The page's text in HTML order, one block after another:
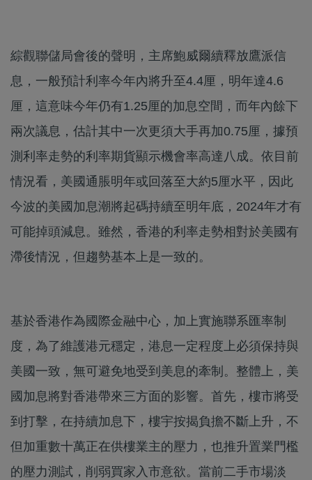
綜觀聯儲局會後的聲明，主席鮑威爾續釋放鷹派信
息，一般預計利率今年內將升至4.4厘，明年達4.6
厘，這意味今年仍有1.25厘的加息空間，而年內餘下
兩次議息，估計其中一次更須大手再加0.75厘，據預
測利率走勢的利率期貨顯示機會率高達八成。依目前
情況看，美國通脹明年或回落至大約5厘水平，因此
今波的美國加息潮將起碼持續至明年底，2024年才有
可能掉頭減息。雖然，香港的利率走勢相對於美國有
滯後情況，但趨勢基本上是一致的。
基於香港作為國際金融中心，加上實施聯系匯率制
度，為了維護港元穩定，港息一定程度上必須保持與
美國一致，無可避免地受到美息的牽制。整體上，美
國加息將對香港帶來三方面的影響。首先，樓市將受
到打擊，在持續加息下，樓宇按揭負擔不斷上升，不
但加重數十萬正在供樓業主的壓力，也推升置業門檻
的壓力測試，削弱買家入市意欲。當前二手市場淡